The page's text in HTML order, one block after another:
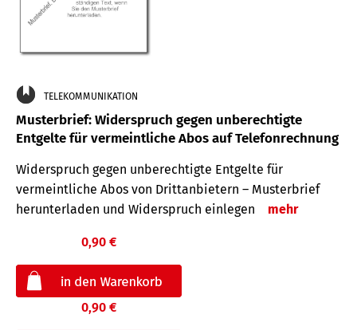
TELEKOMMUNIKATION
Musterbrief: Widerspruch gegen unberechtigte
Entgelte für vermeintliche Abos auf Telefonrechnung
Widerspruch gegen unberechtigte Entgelte für
vermeintliche Abos von Drittanbietern – Musterbrief
herunterladen und Widerspruch einlegen
mehr
0,90 €
0,90 €